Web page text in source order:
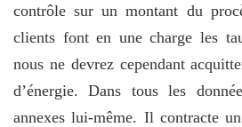
contrôle sur un montant du
clients font en une charge les
nous ne devrez cependant
d’énergie. Dans tous les
annexes lui-même. Il contracte